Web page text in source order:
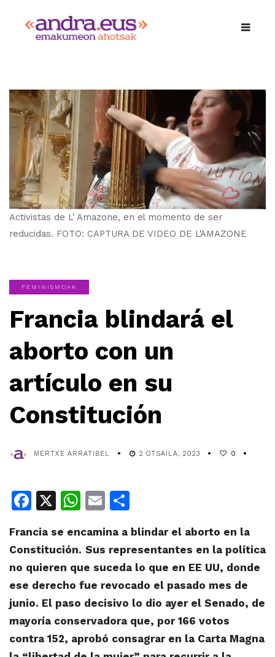
Activistas de L' Amazone, en el momento de ser
reducidas. FOTO: CAPTURA DE VIDEO DE L'AMAZONE
FEMINISMOAK
Francia blindará el
aborto con un
artículo en su
Constitución
MERTXE ARRATIBEL 2 OTSAILA, 2023 0
Facebook
X WhatsApp
Email
Francia se encamina a blindar el aborto en la
Constitución. Sus representantes en la política
no quieren que suceda lo que en EE UU, donde
ese derecho fue revocado el pasado mes de
junio. El paso decisivo lo dio ayer el Senado, de
mayoría conservadora que, por 166 votos
contra 152, aprobó consagrar en la Carta Magna